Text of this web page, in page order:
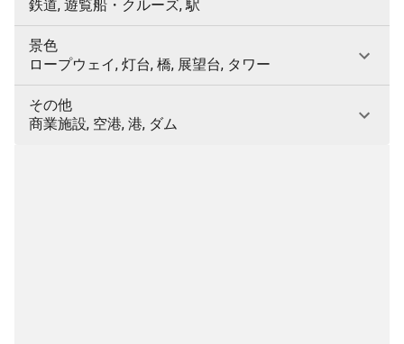
鉄道, 遊覧船・クルーズ, 駅
景色
ロープウェイ, 灯台, 橋, 展望台, タワー
その他
商業施設, 空港, 港, ダム